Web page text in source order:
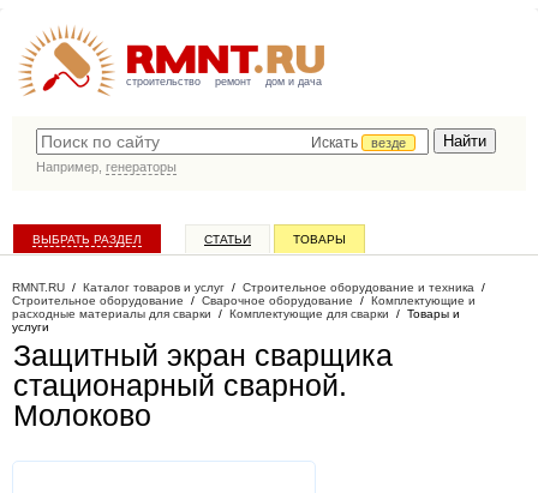
строительство ремонт дом и дача
Искать
везде
Например, генераторы
ВЫБРАТЬ РАЗДЕЛ СТАТЬИ ТОВАРЫ
RMNT.RU / Каталог товаров и услуг / Строительное оборудование и техника /
Строительное оборудование / Сварочное оборудование / Комплектующие и
расходные материалы для сварки / Комплектующие для сварки / Товары и
услуги
Защитный экран сварщика
стационарный сварной.
Молоково